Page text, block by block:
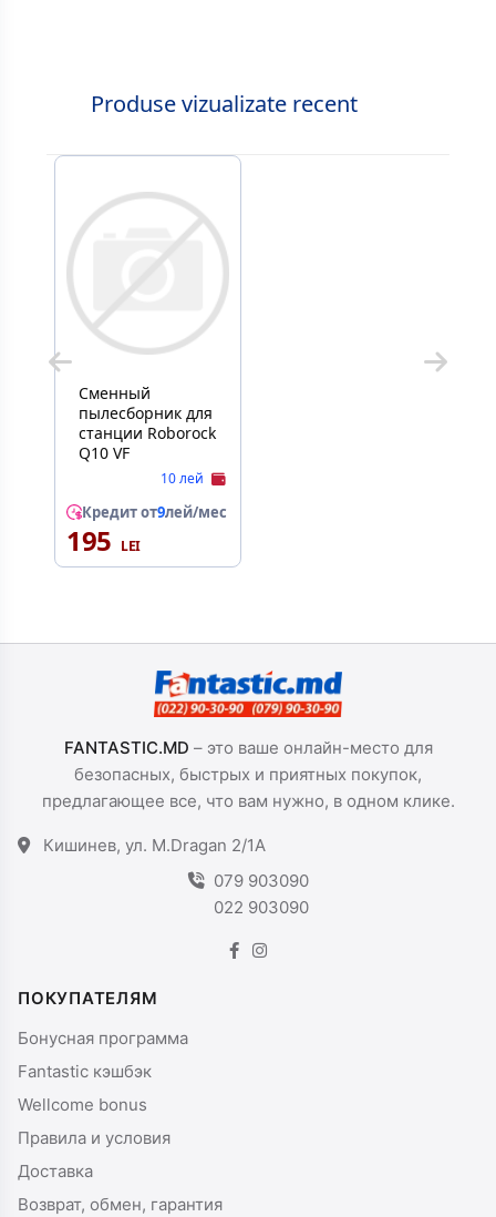
Produse vizualizate recent
Сменный
пылесборник для
станции Roborock
Q10 VF
10 лей
Кредит от9лей/мес
195
FANTASTIC.MD – это ваше онлайн-место для
безопасных, быстрых и приятных покупок,
предлагающее все, что вам нужно, в одном клике.
Кишинев, ул. M.Dragan 2/1A
079 903090
022 903090
ПОКУПАТЕЛЯМ
Бонусная программа
Fantastic кэшбэк
Wellcome bonus
Правила и условия
Доставка
Возврат, обмен, гарантия